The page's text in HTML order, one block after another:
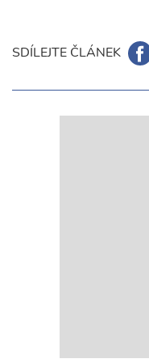
SDÍLEJTE ČLÁNEK